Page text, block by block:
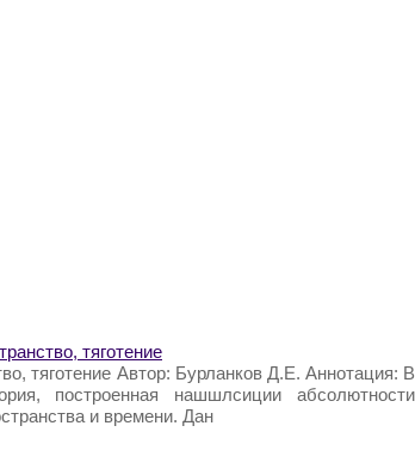
тяготение
тяготение Автор: Бурланков Д.Е. Аннотация: В
построенная нашшлсиции абсолютности
и времени. Дан